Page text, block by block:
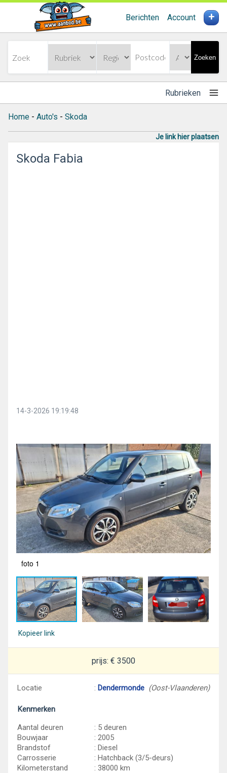
Berichten Account +
Zoeken
Rubrieken
Home - Auto's - Skoda
Je link hier plaatsen
Skoda Fabia
14-3-2026 19:19:48
foto 1
Kopieer link
prijs: € 3500
Locatie : Dendermonde (Oost-Vlaanderen)
Kenmerken
Aantal deuren
: 5 deuren
Bouwjaar
: 2005
Brandstof
: Diesel
Carrosserie
: Hatchback (3/5-deurs)
Kilometerstand
: 38000 km